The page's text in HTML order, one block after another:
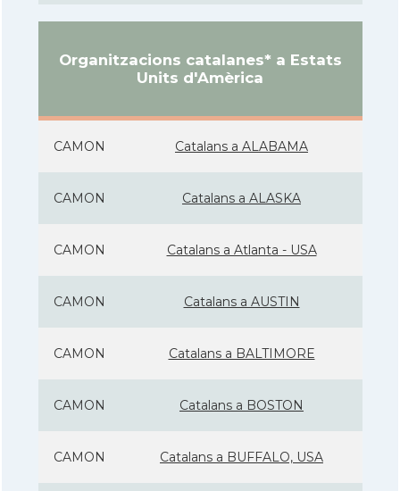
Organitzacions catalanes* a Estats
Units d'Amèrica
CAMON Catalans a ALABAMA
CAMON Catalans a ALASKA
CAMON Catalans a Atlanta - USA
CAMON Catalans a AUSTIN
CAMON Catalans a BALTIMORE
CAMON Catalans a BOSTON
CAMON Catalans a BUFFALO, USA